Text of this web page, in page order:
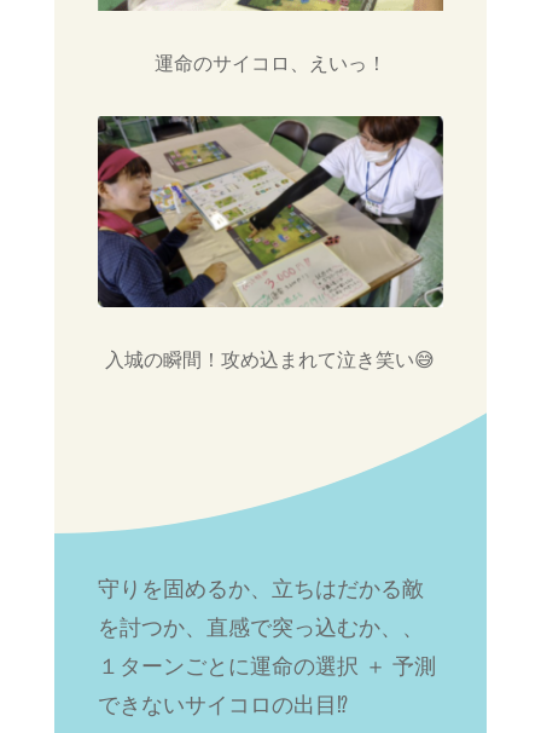
運命のサイコロ、えいっ！
入城の瞬間！攻め込まれて泣き笑い😅
守りを固めるか、立ちはだかる敵
を討つか、直感で突っ込むか、、
１ターンごとに運命の選択 ＋ 予測
できないサイコロの出目⁉︎